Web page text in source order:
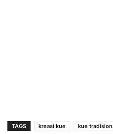
TAGS kreasi kue kue